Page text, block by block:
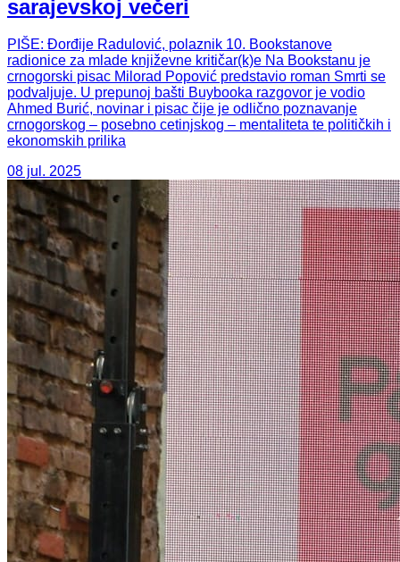
sarajevskoj večeri
PIŠE: Đorđije Radulović, polaznik 10. Bookstanove
radionice za mlade književne kritičar(k)e Na Bookstanu je
crnogorski pisac Milorad Popović predstavio roman Smrti se
podvaljuje. U prepunoj bašti Buybooka razgovor je vodio
Ahmed Burić, novinar i pisac čije je odlično poznavanje
crnogorskog – posebno cetinjskog – mentaliteta te političkih i
ekonomskih prilika
08 jul. 2025